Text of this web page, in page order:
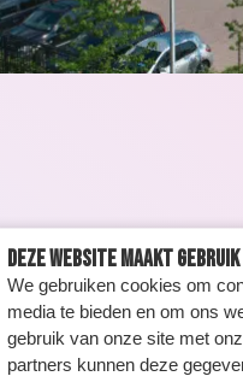
Deze website maakt gebruik
We gebruiken cookies om
media te bieden en om ons
gebruik van onze site met
partners kunnen deze